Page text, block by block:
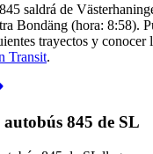
saldrá de
Bondäng (hora: 8:58).
trayectos y conocer
Transit.
845 de SL